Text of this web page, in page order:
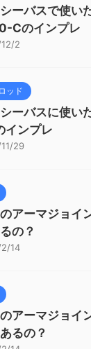
ーバスで使い
Cのインプレ
2
ッド
ーバスに使い
インプレ
29
アーマジョイ
の？
14
アーマジョイ
るの？